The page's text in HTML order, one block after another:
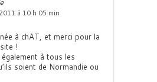
à 10 h 05 min
à chAT, et merci pour la
!
également à tous les
soient de Normandie ou